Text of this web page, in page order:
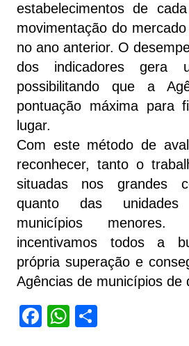
estabelecimentos de
movimentação do
no ano anterior. O
dos indicadores gera
possibilitando que a
pontuação máxima para
lugar.
Com este método de
reconhecer, tanto o
situadas nos grandes
quanto das
municípios menores.
incentivamos todos a
própria superação e
Agências de municípios de
F W S